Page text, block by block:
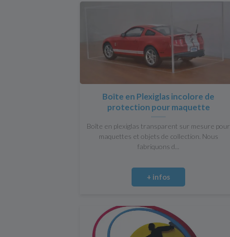
Boîte en Plexiglas incolore de
protection pour maquette
Boîte en plexiglas transparent sur mesure pour
maquettes et objets de collection. Nous
fabriquons d...
+ infos